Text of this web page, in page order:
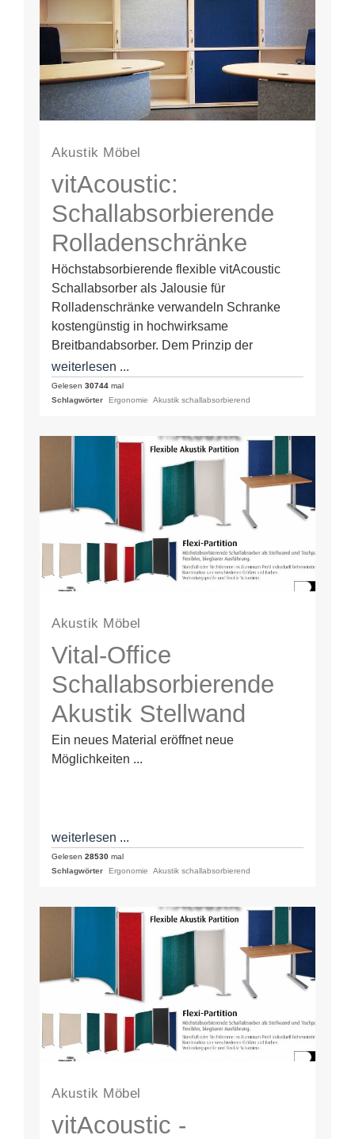
Akustik Möbel
vitAcoustic:
Schallabsorbierende
Rolladenschränke
Höchstabsorbierende flexible vitAcoustic
Schallabsorber als Jalousie für
Rolladenschränke verwandeln Schranke
kostengünstig in hochwirksame
Breitbandabsorber. Dem Prinzip der
Microperforation folgend entwickeln die
textilen vitAcoustic Platten kombiniert mit
einem Hohlraum (Schrankinnenraum) eine…
weiterlesen ...
Gelesen 30744 mal
Schlagwörter
Ergonomie Akustik schallabsorbierend
Akustik Möbel
Vital-Office
Schallabsorbierende
Akustik Stellwand
Ein neues Material eröffnet neue
Möglichkeiten ...
weiterlesen ...
Gelesen 28530 mal
Schlagwörter
Ergonomie Akustik schallabsorbierend
Akustik Möbel
vitAcoustic -